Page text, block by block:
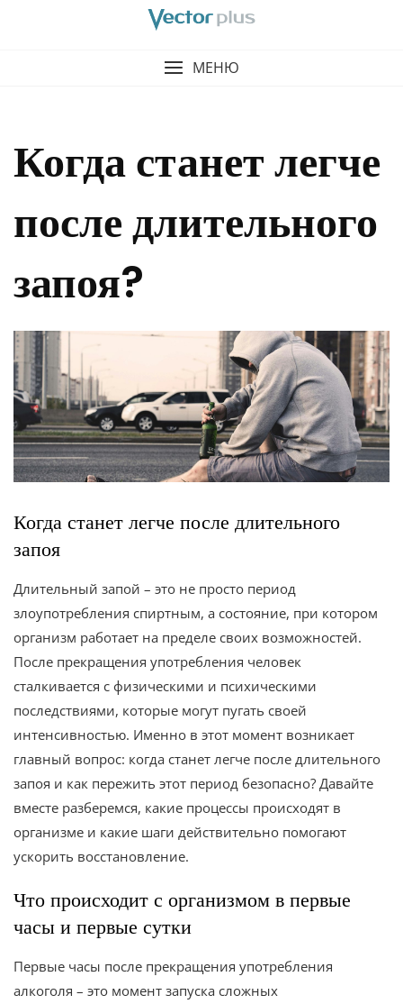
МЕНЮ
Когда станет легче
после длительного
запоя?
Когда станет легче после длительного
запоя
Длительный запой – это не просто период
злоупотребления спиртным, а состояние, при котором
организм работает на пределе своих возможностей.
После прекращения употребления человек
сталкивается с физическими и психическими
последствиями, которые могут пугать своей
интенсивностью. Именно в этот момент возникает
главный вопрос: когда станет легче после длительного
запоя и как пережить этот период безопасно? Давайте
вместе разберемся, какие процессы происходят в
организме и какие шаги действительно помогают
ускорить восстановление.
Что происходит с организмом в первые
часы и первые сутки
Первые часы после прекращения употребления
алкоголя – это момент запуска сложных